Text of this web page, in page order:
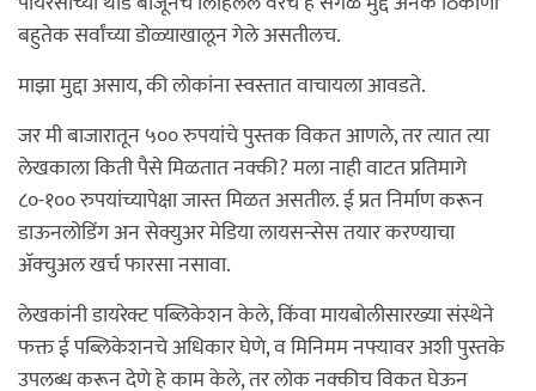
बहुतेक सर्वांच्या डोळ्याखालून गेले असतीलच.
माझा मुद्दा असाय, की लोकांना स्वस्तात वाचायला आवडते.
जर मी बाजारातून ५०० रुपयांचे पुस्तक विकत आणले, तर त्यात त्या
लेखकाला किती पैसे मिळतात नक्की? मला नाही वाटत प्रतिमागे
८०-१०० रुपयांच्यापेक्षा जास्त मिळत असतील. ई प्रत निर्माण करून
डाऊनलोडिंग अन सेक्युअर मेडिया लायसन्सेस तयार करण्याचा
अ‍ॅक्चुअल खर्च फारसा नसावा.
लेखकांनी डायरेक्ट पब्लिकेशन केले, किंवा मायबोलीसारख्या संस्थेने
फक्त ई पब्लिकेशनचे अधिकार घेणे, व मिनिमम नफ्यावर अशी पुस्तके
उपलब्ध करून देणे हे काम केले, तर लोक नक्कीच विकत घेऊन